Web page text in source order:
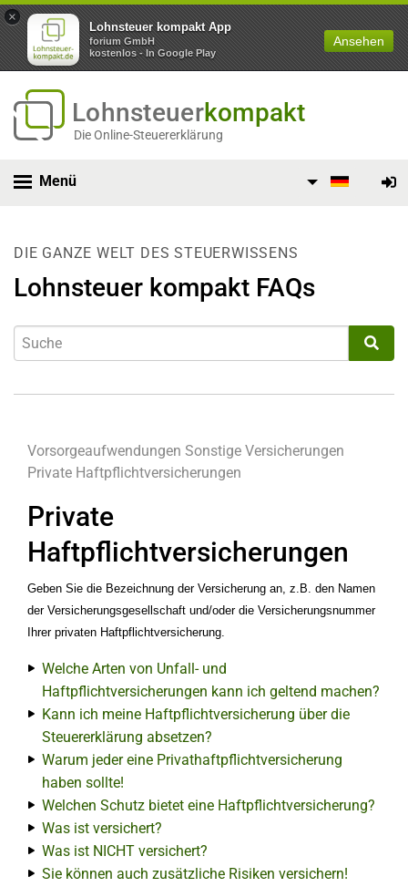
×
Lohnsteuer kompakt App
forium GmbH
kostenlos - In Google Play
Ansehen
Lohnsteuerkompakt
Die Online-Steuererklärung
Menü
DIE GANZE WELT DES STEUERWISSENS
Lohnsteuer kompakt FAQs
Vorsorgeaufwendungen Sonstige Versicherungen
Private Haftpflichtversicherungen
Private
Haftpflichtversicherungen
Geben Sie die Bezeichnung der Versicherung an, z.B. den Namen
der Versicherungsgesellschaft und/oder die Versicherungsnummer
Ihrer privaten Haftpflichtversicherung.
Welche Arten von Unfall- und
Haftpflichtversicherungen kann ich geltend machen?
Kann ich meine Haftpflichtversicherung über die
Steuererklärung absetzen?
Warum jeder eine Privathaftpflichtversicherung
haben sollte!
Welchen Schutz bietet eine Haftpflichtversicherung?
Was ist versichert?
Was ist NICHT versichert?
Sie können auch zusätzliche Risiken versichern!